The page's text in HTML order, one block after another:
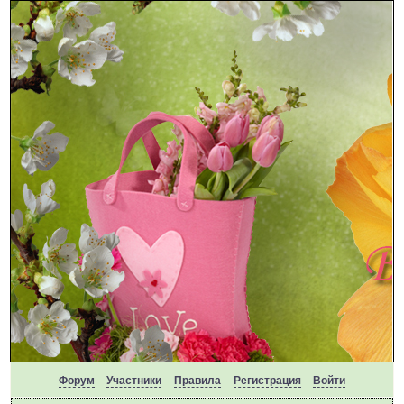
Форум Участники Правила Регистрация Войти